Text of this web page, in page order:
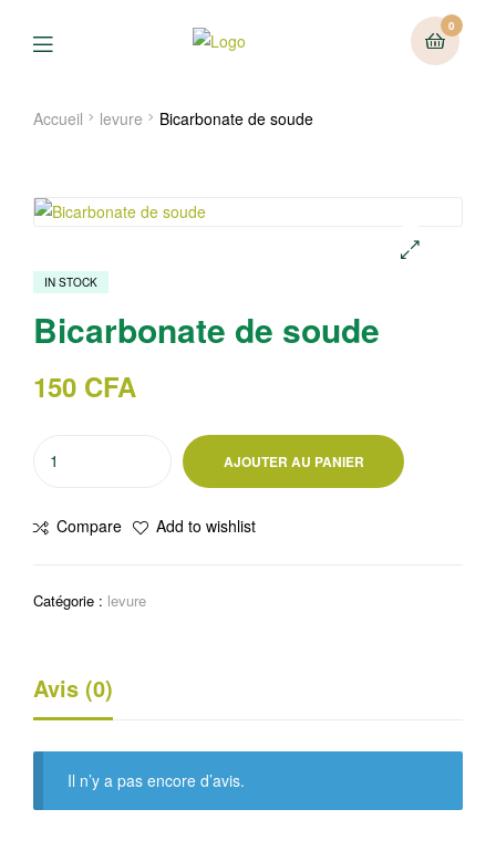
0
Menu
Accueil levure Bicarbonate de soude
IN STOCK
Bicarbonate de soude
150 CFA
de
AJOUTER AU PANIER
Compare Add to wishlist
Catégorie : levure
Avis (0)
Il n’y a pas encore d’avis.